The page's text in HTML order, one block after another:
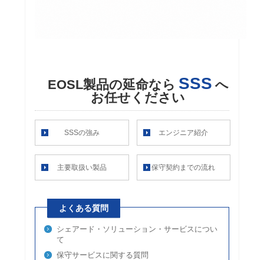
EOSL製品の延命なら SSS へ
お任せください
SSSの強み エンジニア紹介
主要取扱い製品 保守契約までの流れ
よくある質問
シェアード・ソリューション・サービスについ
て
保守サービスに関する質問